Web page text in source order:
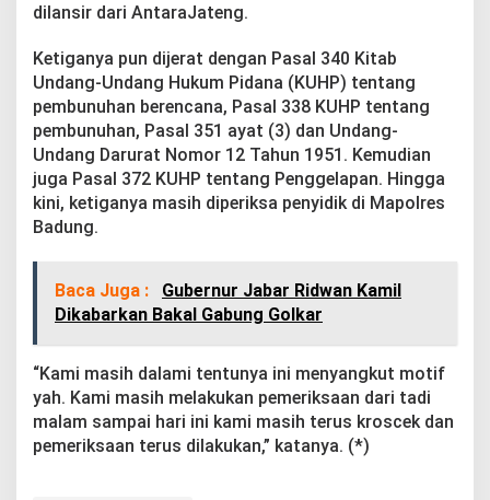
dilansir dari AntaraJateng.
Ketiganya pun dijerat dengan Pasal 340 Kitab
Undang-Undang Hukum Pidana (KUHP) tentang
pembunuhan berencana, Pasal 338 KUHP tentang
pembunuhan, Pasal 351 ayat (3) dan Undang-
Undang Darurat Nomor 12 Tahun 1951. Kemudian
juga Pasal 372 KUHP tentang Penggelapan. Hingga
kini, ketiganya masih diperiksa penyidik di Mapolres
Badung.
Baca Juga :
Gubernur Jabar Ridwan Kamil
Dikabarkan Bakal Gabung Golkar
“Kami masih dalami tentunya ini menyangkut motif
yah. Kami masih melakukan pemeriksaan dari tadi
malam sampai hari ini kami masih terus kroscek dan
pemeriksaan terus dilakukan,” katanya. (*)